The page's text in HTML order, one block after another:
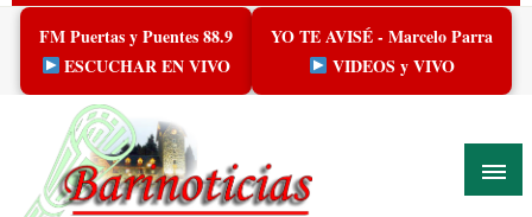
Skip
content
FM Puertas y Puentes 88.9
ESCUCHAR EN VIVO
YO TE AVISÉ - Marcelo Parra
VIDEOS y VIVO